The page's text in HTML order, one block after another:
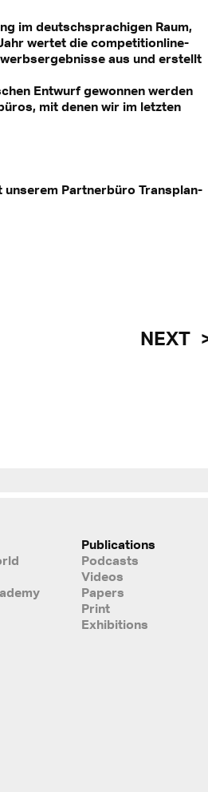
im deutschsprachigen Raum,
wertet die competitionline-
aus und erstellt
Entwurf gewonnen werden
mit denen wir im letzten
unserem Partnerbüro Transplan-
NEXT
Publications
Podcasts
Videos
Papers
Print
Exhibitions